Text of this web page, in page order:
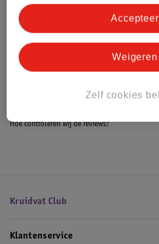
Bestel & Bezorginformatie
Bekijk ook
Alle
Hoe controleren wij de reviews?
Kruidvat Club
Klantenservice
Zelf cookies
Weigeren
Accepteer